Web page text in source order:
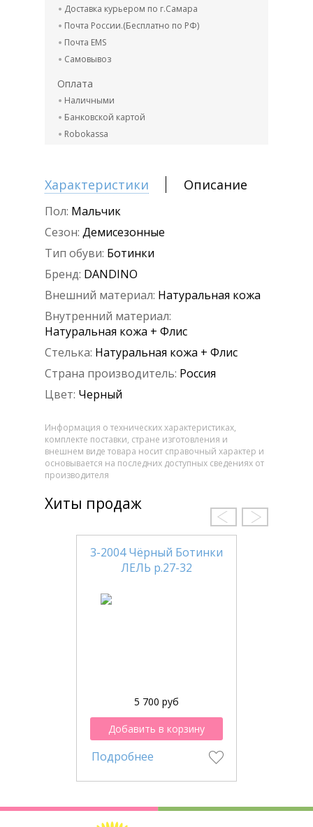
Доставка курьером по г.Самара
Почта России.(Бесплатно по РФ)
Почта EMS
Самовывоз
Оплата
Наличными
Банковской картой
Robokassa
Характеристики Описание
Пол: Мальчик
Сезон: Демисезонные
Тип обуви: Ботинки
Бренд: DANDINO
Внешний материал: Натуральная кожа
Внутренний материал:
Натуральная кожа + Флис
Стелька: Натуральная кожа + Флис
Страна производитель: Россия
Цвет: Черный
Информация о технических характеристиках,
комплекте поставки, стране изготовления и
внешнем виде товара носит справочный характер и
основывается на последних доступных сведениях от
производителя
Хиты продаж
3-2004 Чёрный Ботинки
ЛЕЛЬ р.27-32
5 700 руб
Добавить в корзину
Подробнее